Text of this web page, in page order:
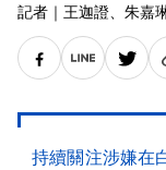
記者 ｜ 王迦證、朱嘉
持續關注涉嫌在